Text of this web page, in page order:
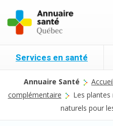
Services en santé
Annuaire Santé Accueil
complémentaire
Les plantes
naturels pour